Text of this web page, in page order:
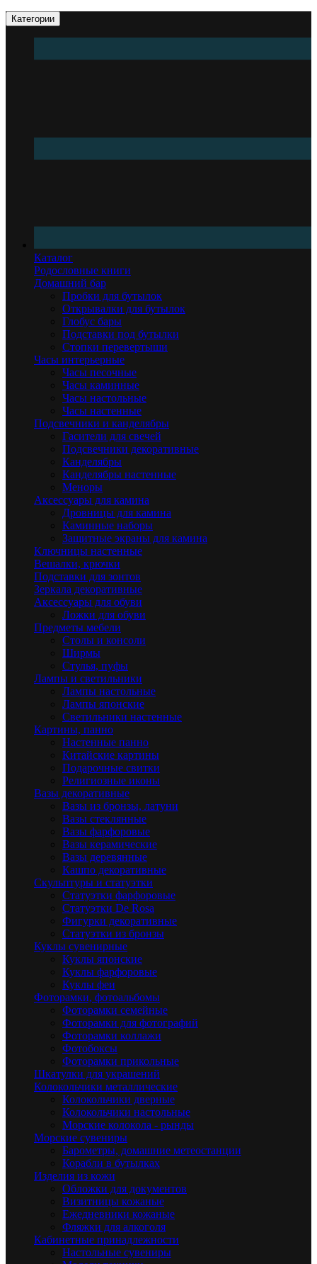
Категории
Каталог
Родословные книги
Домашний бар
Пробки для бутылок
Открывалки для бутылок
Глобус бары
Подставки под бутылки
Стопки перевертыши
Часы интерьерные
Часы песочные
Часы каминные
Часы настольные
Часы настенные
Подсвечники и канделябры
Гасители для свечей
Подсвечники декоративные
Канделябры
Канделябры настенные
Меноры
Аксессуары для камина
Дровницы для камина
Каминные наборы
Защитные экраны для камина
Ключницы настенные
Вешалки, крючки
Подставки для зонтов
Зеркала декоративные
Аксессуары для обуви
Ложки для обуви
Предметы мебели
Столы и консоли
Ширмы
Стулья, пуфы
Лампы и светильники
Лампы настольные
Лампы японские
Светильники настенные
Картины, панно
Настенные панно
Китайские картины
Подарочные свитки
Религиозные иконы
Вазы декоративные
Вазы из бронзы, латуни
Вазы стеклянные
Вазы фарфоровые
Вазы керамические
Вазы деревянные
Кашпо декоративные
Скульптуры и статуэтки
Статуэтки фарфоровые
Статуэтки De Rosa
Фигурки декоративные
Статуэтки из бронзы
Куклы сувенирные
Куклы японские
Куклы фарфоровые
Куклы феи
Фоторамки, фотоальбомы
Фоторамки семейные
Фоторамки для фотографий
Фоторамки коллажи
Фотобоксы
Фоторамки прикольные
Шкатулки для украшений
Колокольчики металлические
Колокольчики дверные
Колокольчики настольные
Морские колокола - рынды
Морские сувениры
Барометры, домашние метеостанции
Корабли в бутылках
Изделия из кожи
Обложки для документов
Визитницы кожаные
Ежедневники кожаные
Фляжки для алкоголя
Кабинетные принадлежности
Настольные сувениры